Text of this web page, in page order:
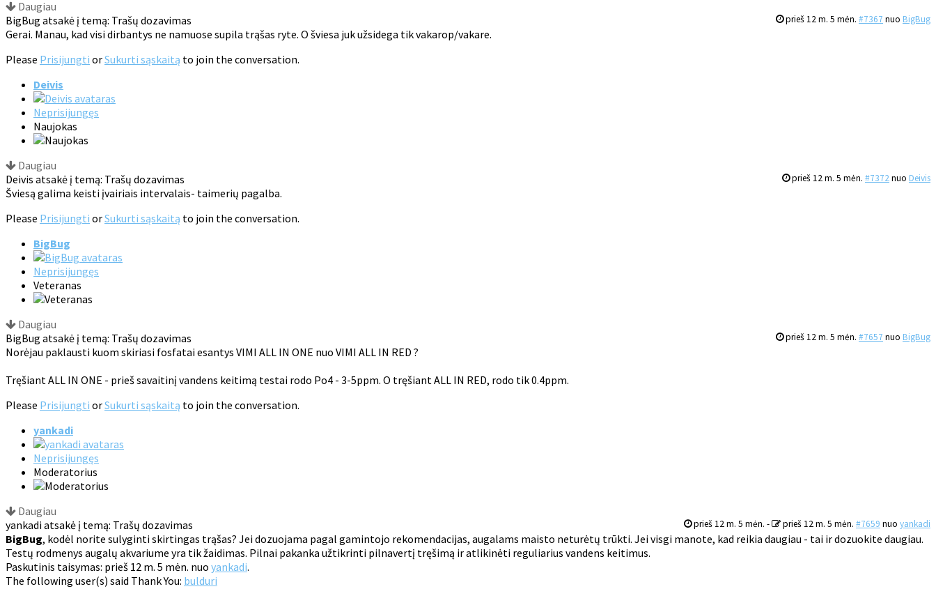
Daugiau
prieš 12 m. 5 mėn. #7367 nuo BigBug
BigBug atsakė į temą: Trašų dozavimas
Gerai. Manau, kad visi dirbantys ne namuose supila trąšas ryte. O šviesa juk užsidega tik vakarop/vakare.
Please Prisijungti orSukurti sąskaitą to join the conversation.
Deivis
Neprisijungęs
Naujokas
Daugiau
prieš 12 m. 5 mėn. #7372nuo Deivis
Deivis atsakė į temą: Trašų dozavimas
Šviesą galima keisti įvairiais intervalais- taimerių pagalba.
Please Prisijungti orSukurti sąskaitą to join the conversation.
BigBug
Neprisijungęs
Veteranas
Daugiau
prieš 12 m. 5 mėn. #7657 nuo BigBug
BigBug atsakė į temą: Trašų dozavimas
Norėjau paklausti kuom skiriasi fosfatai esantys VIMI ALL IN ONE nuo VIMI ALL IN RED ?
Tręšiant ALL IN ONE - prieš savaitinį vandens keitimą testai rodo Po4 - 3-5ppm. O tręšiant ALL IN RED, rodo tik 0.4ppm.
Please Prisijungti orSukurti sąskaitą to join the conversation.
yankadi
Neprisijungęs
Moderatorius
Daugiau
prieš 12 m. 5 mėn. - prieš 12 m. 5 mėn. #7659 nuo yankadi
yankadi atsakė į temą: Trašų dozavimas
BigBug, kodėl norite sulyginti skirtingas trąšas? Jei dozuojama pagal gamintojo rekomendacijas, augalams maisto neturėtų trūkti. Jei visgi manote, kad reikia daugiau - tai ir dozuokite daugiau.
Testų rodmenys augalų akvariume yra tik žaidimas. Pilnai pakanka užtikrinti pilnavertį tręšimą ir atlikinėti reguliarius vandens keitimus.
Paskutinis taisymas: prieš 12 m. 5 mėn. nuo yankadi.
The following user(s) said Thank You: bulduri